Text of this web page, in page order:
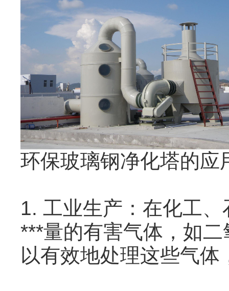
环保玻璃钢净化塔的应
1. 工业生产：在化工
***量的有害气体，如
以有效地处理这些气